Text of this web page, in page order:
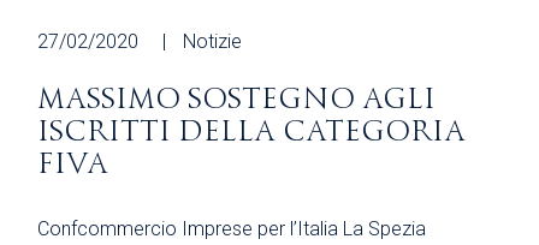
27/02/2020 Notizie
MASSIMO SOSTEGNO AGLI
ISCRITTI DELLA CATEGORIA
FIVA
Confcommercio Imprese per l’Italia La Spezia